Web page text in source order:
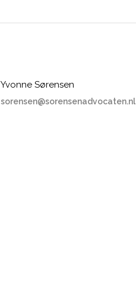
Yvonne Sørensen
sorensen@sorensenadvocaten.nl